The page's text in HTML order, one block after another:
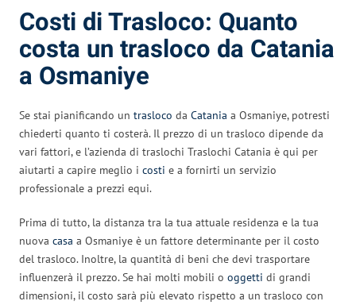
Costi di Trasloco: Quanto
costa un trasloco da Catania
a Osmaniye
Se stai pianificando un trasloco da Catania a Osmaniye, potresti
chiederti quanto ti costerà. Il prezzo di un trasloco dipende da
vari fattori, e l’azienda di traslochi Traslochi Catania è qui per
aiutarti a capire meglio i costi e a fornirti un servizio
professionale a prezzi equi.
Prima di tutto, la distanza tra la tua attuale residenza e la tua
nuova casa a Osmaniye è un fattore determinante per il costo
del trasloco. Inoltre, la quantità di beni che devi trasportare
influenzerà il prezzo. Se hai molti mobili o oggetti di grandi
dimensioni, il costo sarà più elevato rispetto a un trasloco con